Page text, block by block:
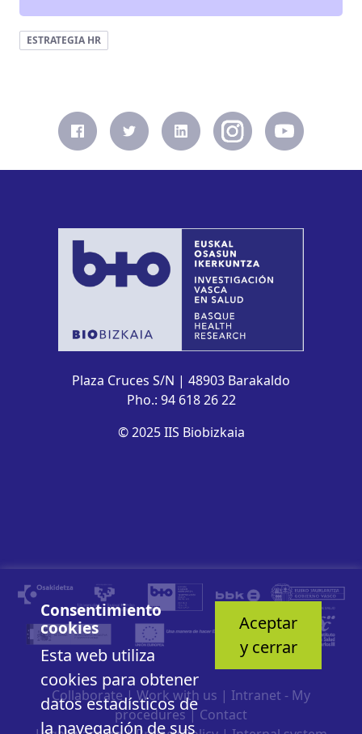
ESTRATEGIA HR
Plaza Cruces S/N | 48903 Barakaldo
Pho.: 94 618 26 22
© 2025 IIS Biobizkaia
Consentimiento
cookies
Esta web utiliza
cookies para obtener
datos estadísticos de
la navegación de sus
Aceptar
y cerrar
Collaborate| Work with us | Intranet - My
procedures|Contact